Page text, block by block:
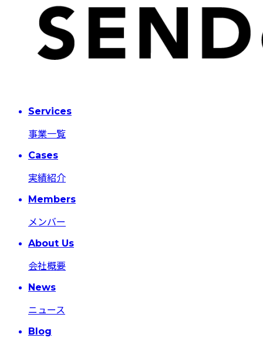
Services
事業一覧
Cases
実績紹介
Members
メンバー
About Us
会社概要
News
ニュース
Blog